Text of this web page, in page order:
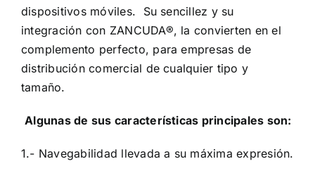
dispositivos móviles. Su sencillez y su
integración con ZANCUDA®, la convierten en el
complemento perfecto, para empresas de
distribución comercial de cualquier tipo y
tamaño.
Algunas de sus características principales son:
1.- Navegabilidad llevada a su máxima expresión.